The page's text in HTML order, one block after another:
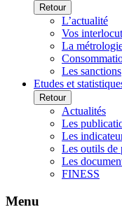
Retour
L’actualité
Vos
La
Les sanctions
Etudes et
Retour
Actualités
Les
Les
Les outils de
Les
FINESS
Menu